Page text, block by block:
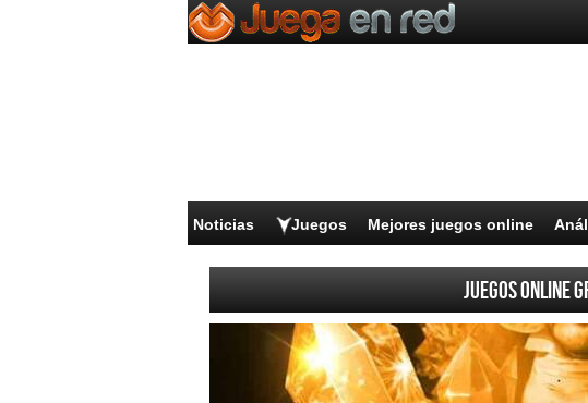
Noticias Juegos Mejores juegos online
Juegos online